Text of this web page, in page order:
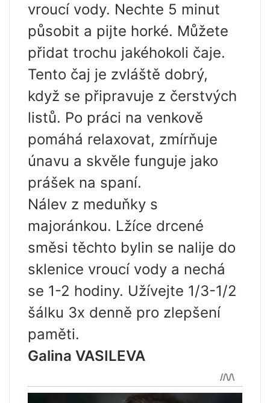
vroucí vody. Nechte 5 minut
působit a pijte horké. Můžete
přidat trochu jakéhokoli čaje.
Tento čaj je zvláště dobrý,
když se připravuje z čerstvých
listů. Po práci na venkově
pomáhá relaxovat, zmírňuje
únavu a skvěle funguje jako
prášek na spaní.
Nálev z meduňky s
majoránkou. Lžíce drcené
směsi těchto bylin se nalije do
sklenice vroucí vody a nechá
se 1-2 hodiny. Užívejte 1/3-1/2
šálku 3x denně pro zlepšení
paměti.
Galina VASILEVA